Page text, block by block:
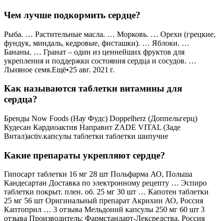
Чем лучше подкормить сердце?
Рыба. … Растительные масла. … Морковь. … Орехи (грецкие,
фундук, миндаль, кедровые, фисташки). … Яблоки. …
Бананы. … Гранат – один из ценнейших фруктов для
укрепления и поддержки состояния сердца и сосудов. …
Льняное семя.Ещё•25 авг. 2021 г.
Как называются таблетки витамины для
сердца?
Бренды Now Foods (Нау Фудс) Doppelherz (Доппельгерц)
Кудесан Кардиоактив Направит ZADE VITAL (Заде
Витал)activ.капсулы таблетки таблетки шипучие
Какие препараты укрепляют сердце?
Гипосарт таблетки 16 мг 28 шт Польфарма АО, Польша
Кандесартан Доставка по электронному рецепту … Эспиро
таблетки покрыт. плен. об. 25 мг 30 шт … Капотен таблетки
25 мг 56 шт Оригинальный препарат Акрихин АО, Россия
Каптоприл … 3 отзыва Мельдоний капсулы 250 мг 60 шт 3
отзыва Производитель: Фармстандарт-Лексредства, Россия